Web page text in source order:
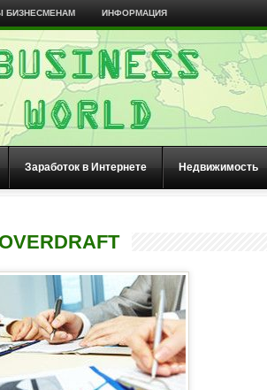
БИЗНЕСМЕНАМ ИНФОРМАЦИЯ
Заработок в Интернете Недвижимость